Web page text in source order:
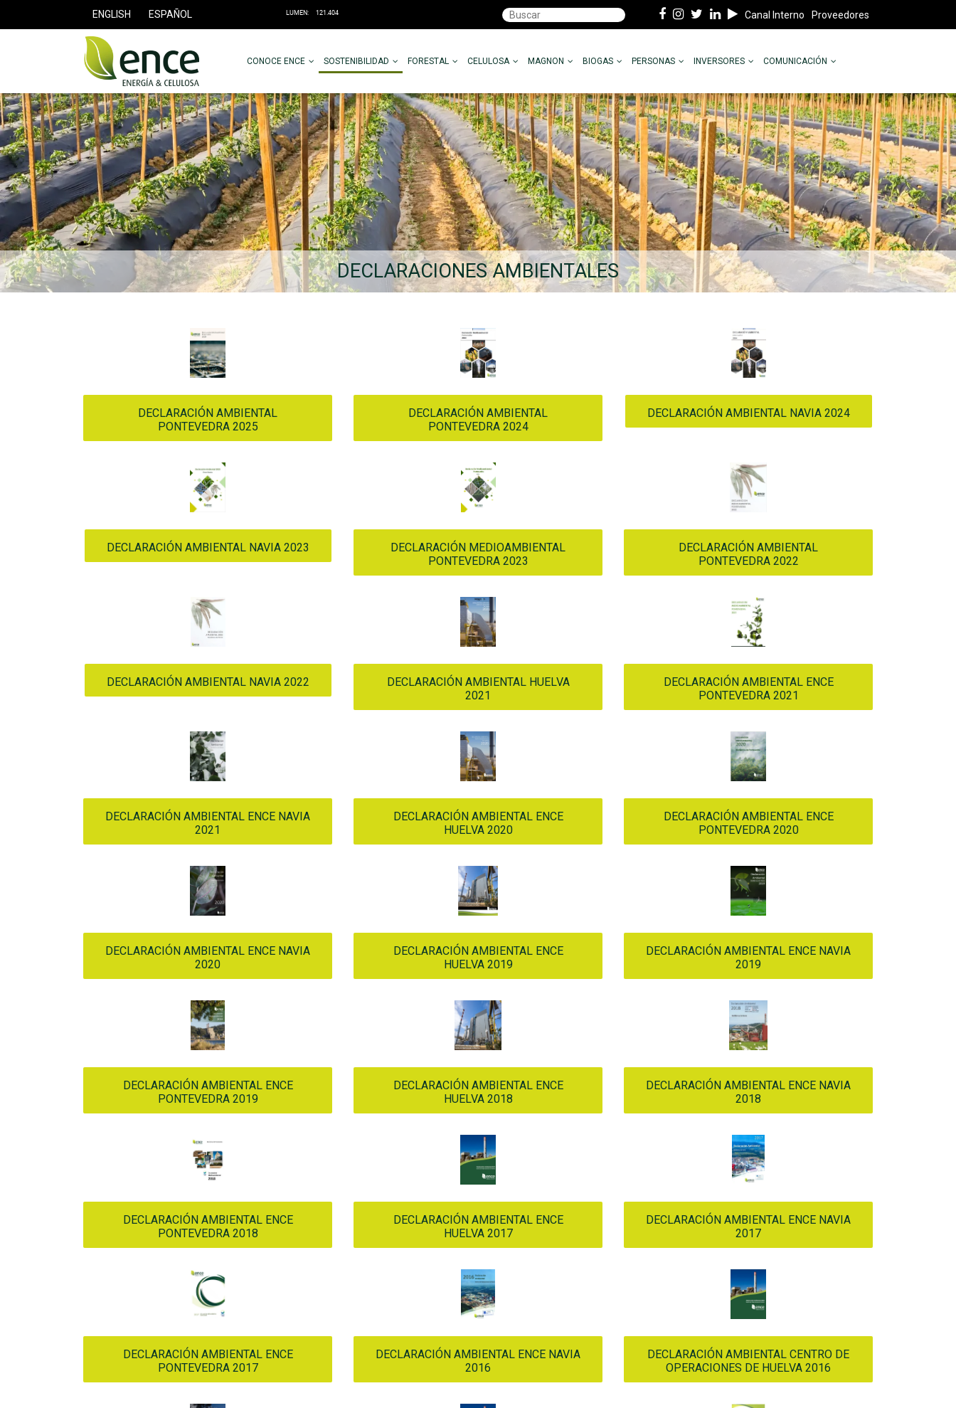
ENGLISH ESPAÑOL Canal Interno Proveedores
CONOCE ENCE SOSTENIBILIDAD FORESTAL CELULOSA MAGNON BIOGAS PERSONAS INVERSORES COMUNICACIÓN
DECLARACIONES AMBIENTALES
DECLARACIÓN AMBIENTAL
PONTEVEDRA 2025
DECLARACIÓN AMBIENTAL
PONTEVEDRA 2024
DECLARACIÓN AMBIENTAL NAVIA 2024
DECLARACIÓN AMBIENTAL NAVIA 2023
DECLARACIÓN MEDIOAMBIENTAL
PONTEVEDRA 2023
DECLARACIÓN AMBIENTAL
PONTEVEDRA 2022
DECLARACIÓN AMBIENTAL NAVIA 2022
DECLARACIÓN AMBIENTAL HUELVA
2021
DECLARACIÓN AMBIENTAL ENCE
PONTEVEDRA 2021
DECLARACIÓN AMBIENTAL ENCE NAVIA
2021
DECLARACIÓN AMBIENTAL ENCE
HUELVA 2020
DECLARACIÓN AMBIENTAL ENCE
PONTEVEDRA 2020
DECLARACIÓN AMBIENTAL ENCE NAVIA
2020
DECLARACIÓN AMBIENTAL ENCE
HUELVA 2019
DECLARACIÓN AMBIENTAL ENCE NAVIA
2019
DECLARACIÓN AMBIENTAL ENCE
PONTEVEDRA 2019
DECLARACIÓN AMBIENTAL ENCE
HUELVA 2018
DECLARACIÓN AMBIENTAL ENCE NAVIA
2018
DECLARACIÓN AMBIENTAL ENCE
PONTEVEDRA 2018
DECLARACIÓN AMBIENTAL ENCE
HUELVA 2017
DECLARACIÓN AMBIENTAL ENCE NAVIA
2017
DECLARACIÓN AMBIENTAL ENCE
PONTEVEDRA 2017
DECLARACIÓN AMBIENTAL ENCE NAVIA
2016
DECLARACIÓN AMBIENTAL CENTRO DE
OPERACIONES DE HUELVA 2016